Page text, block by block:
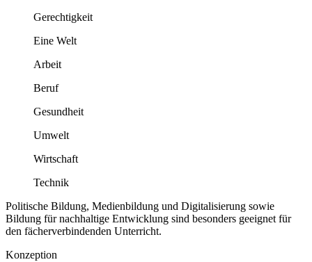
Gerechtigkeit
Eine Welt
Arbeit
Beruf
Gesundheit
Umwelt
Wirtschaft
Technik
Politische Bildung, Medienbildung und Digitalisierung sowie
Bildung für nachhaltige Entwicklung sind besonders geeignet für
den fächerverbindenden Unterricht.
Konzeption